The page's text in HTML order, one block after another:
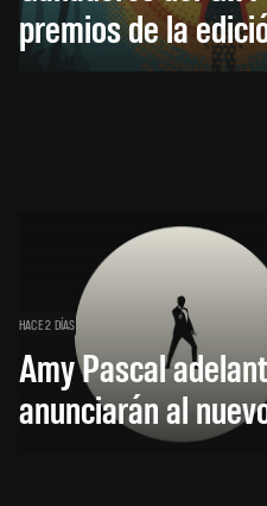
premios de la
HACE 2 DÍAS
Amy Pascal
anunciarán al